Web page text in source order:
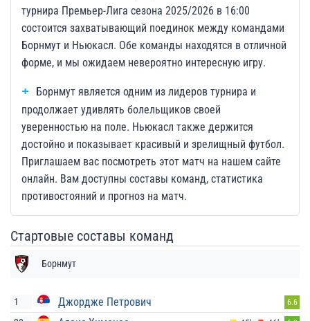
турнира Премьер-Лига сезона 2025/2026 в 16:00
состоится захватывающий поединок между командами
Борнмут и Ньюкасл. Обе команды находятся в отличной
форме, и мы ожидаем невероятно интересную игру.
Борнмут является одним из лидеров турнира и
продолжает удивлять болельщиков своей
уверенностью на поле. Ньюкасл также держится
достойно и показывает красивый и зрелищный футбол.
Приглашаем вас посмотреть этот матч на нашем сайте
онлайн. Вам доступны составы команд, статистика
противостояний и прогноз на матч.
Стартовые составы команд
Борнмут
1 Джордже Петрович 6.6